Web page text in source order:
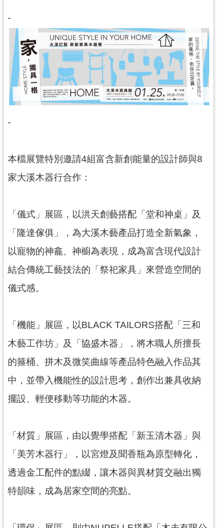
桃
園
市
政
府
E
n
g
私
政
網
安
政
府
資
開
放
宣
-
-
本檔展覽特別邀請4組富含新創能量的設計師與8
家大溪木器行合作：
「儀式」展區，以洪天創藝搭配「堂和神桌」及
「隆達傢俱」，為大溪木藝產品打造全新氣象，
以寵物的神龕、神櫥為表現，成為富含現代設計
結合傳統工藝技法的「祭祀家具」來營造空間的
儀式感。
「機能」展區，以BLACK TAILORS搭配「三和
木藝工作坊」及「協盛木器」，將木職人所擅長
的箍桶、拼木及微笑曲線等產品特色融入作品其
中，並帶入機能性的設計思考，創作出兼具收納
擺設、輕便移動等功能的木器。
「材質」展區，由以覺學搭配「新玉清木器」與
「美芳木器行」，以宮燈及聞香瓶為原型轉化，
透過金工配件的點綴，讓木器與異材質交融出獨
特韻味，成為居家空間的亮點。